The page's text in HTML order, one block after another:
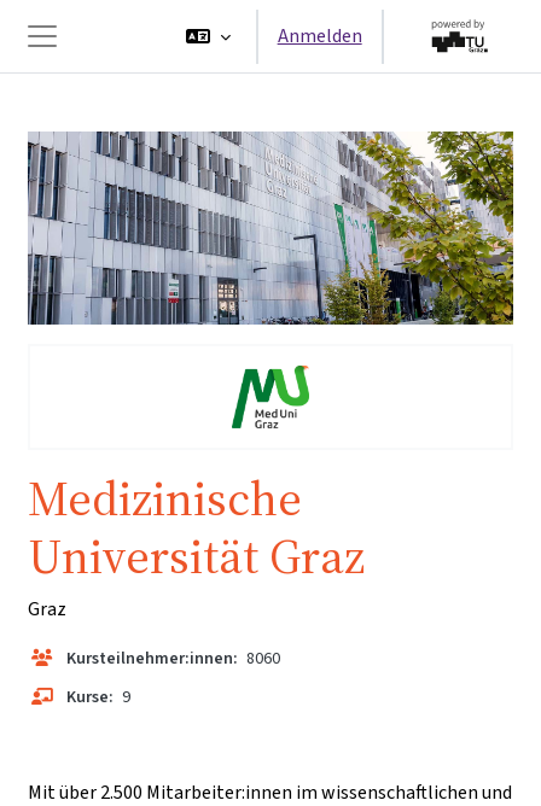
Website-Übersicht
Anmelden
Medizinische
Universität Graz
Graz
Kursteilnehmer:innen: 8060
Kurse: 9
Mit über 2.500 Mitarbeiter:innen im wissenschaftlichen und